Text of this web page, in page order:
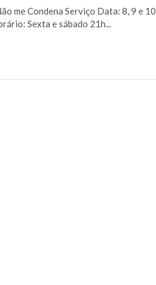
me Condena Serviço Data: 8, 9 e 10
Sexta e sábado 21h...